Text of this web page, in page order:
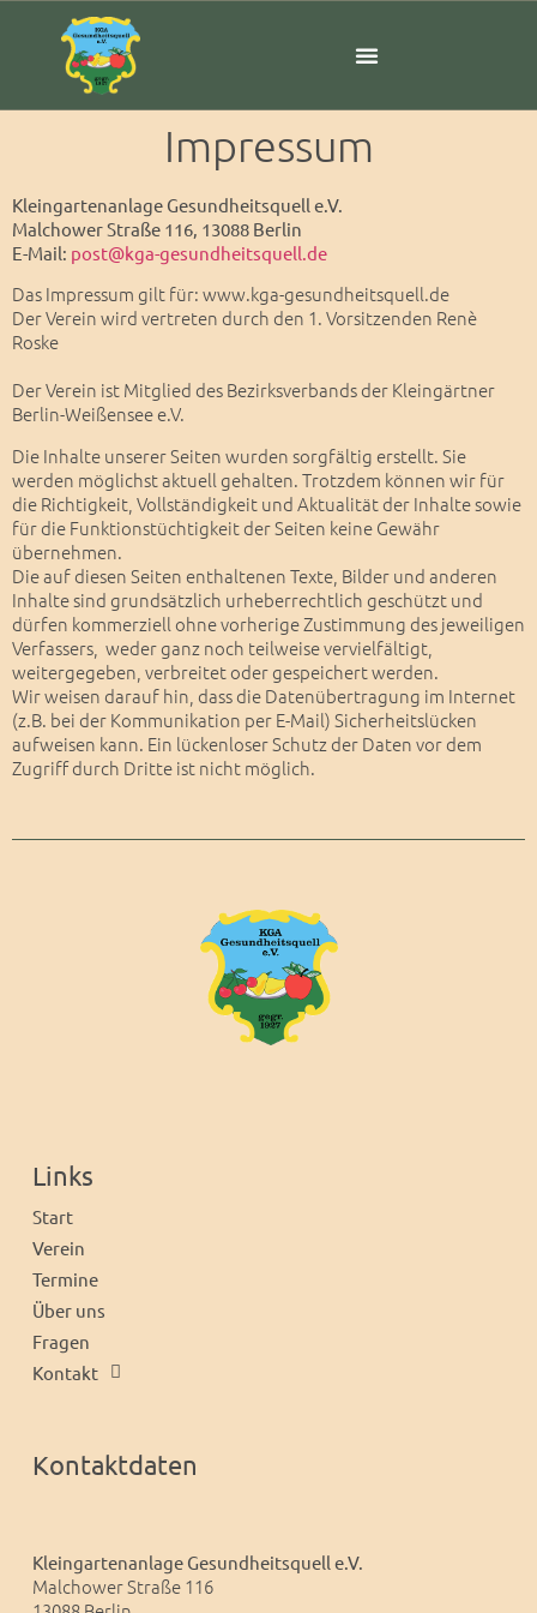
Impressum
Kleingartenanlage Gesundheitsquell e.V.
Malchower Straße 116, 13088 Berlin
E-Mail: post@kga-gesundheitsquell.de
Das Impressum gilt für: www.kga-gesundheitsquell.de
Der Verein wird vertreten durch den 1. Vorsitzenden Renè
Roske
Der Verein ist Mitglied des Bezirksverbands der Kleingärtner
Berlin-Weißensee e.V.
Die Inhalte unserer Seiten wurden sorgfältig erstellt. Sie
werden möglichst aktuell gehalten. Trotzdem können wir für
die Richtigkeit, Vollständigkeit und Aktualität der Inhalte sowie
für die Funktionstüchtigkeit der Seiten keine Gewähr
übernehmen.
Die auf diesen Seiten enthaltenen Texte, Bilder und anderen
Inhalte sind grundsätzlich urheberrechtlich geschützt und
dürfen kommerziell ohne vorherige Zustimmung des jeweiligen
Verfassers, weder ganz noch teilweise vervielfältigt,
weitergegeben, verbreitet oder gespeichert werden.
Wir weisen darauf hin, dass die Datenübertragung im Internet
(z.B. bei der Kommunikation per E-Mail) Sicherheitslücken
aufweisen kann. Ein lückenloser Schutz der Daten vor dem
Zugriff durch Dritte ist nicht möglich.
Links
Start
Verein
Termine
Über uns
Fragen
Kontakt
Kontaktdaten
Kleingartenanlage Gesundheitsquell e.V.
Malchower Straße 116